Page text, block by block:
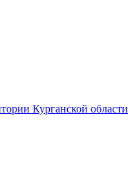
Курганской области